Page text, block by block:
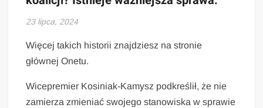
23 lipca, 2024
Więcej takich historii znajdziesz na stronie
głównej Onetu.
Wicepremier Kosiniak-Kamysz podkreślił, że nie
zamierza zmieniać swojego stanowiska w sprawie